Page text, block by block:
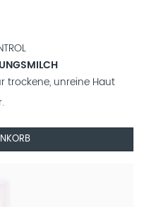
trockene, unreine Haut